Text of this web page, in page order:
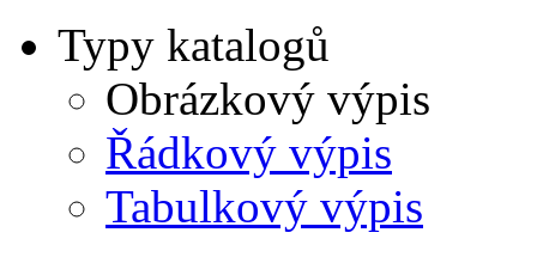
Typy katalogů
Obrázkový výpis
Řádkový výpis
Tabulkový výpis